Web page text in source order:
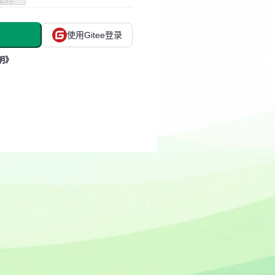
使用Gitee登录
》